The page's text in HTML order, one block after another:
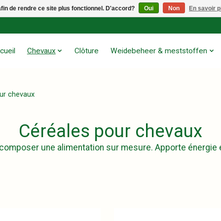
Chevaux Clôture Weidebeheer & meststoffen
chevaux
Céréales pour chevaux
une alimentation sur mesure. Apporte
de rendre ce site plus fonctionnel. D'accord? Oui Non En savoir